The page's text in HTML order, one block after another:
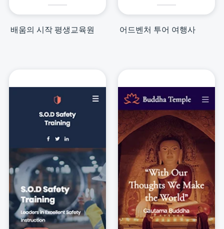
배움의 시작 평생교육원 어드벤처 투어 여행사